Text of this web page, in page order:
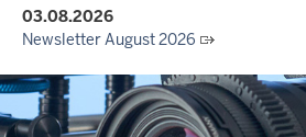
03.08.2026
Newsletter August 2026
27.07.2026
Dein Mut findet Rückhalt: Die Justiz
Informationskampagne gegen häusliche